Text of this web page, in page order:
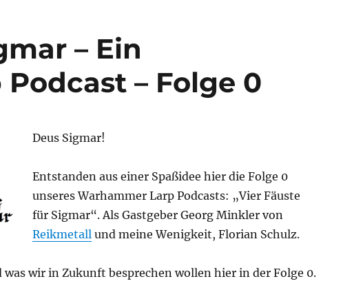
– Ein
– Folge 0
Deus Sigmar!
Entstanden aus einer Spaßidee hier die Folge 0
unseres Warhammer Larp Podcasts: „Vier Fäuste
für Sigmar“. Als Gastgeber Georg Minkler von
Reikmetallund meine Wenigkeit, Florian Schulz.
was wir in Zukunft besprechen wollen hier in der Folge 0.